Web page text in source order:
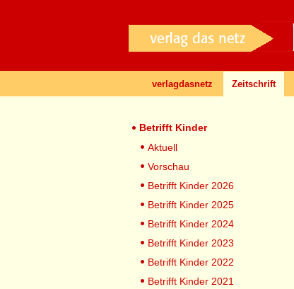
verlagdasnetz Zeitschrift
Betrifft Kinder
Aktuell
Vorschau
Betrifft Kinder 2026
Betrifft Kinder 2025
Betrifft Kinder 2024
Betrifft Kinder 2023
Betrifft Kinder 2022
Betrifft Kinder 2021